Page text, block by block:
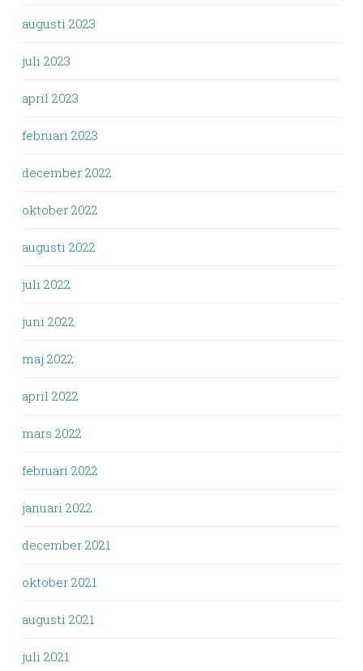
augusti 2023
juli 2023
april 2023
februari 2023
december 2022
oktober 2022
augusti 2022
juli 2022
juni 2022
maj 2022
april 2022
mars 2022
februari 2022
januari 2022
december 2021
oktober 2021
augusti 2021
juli 2021